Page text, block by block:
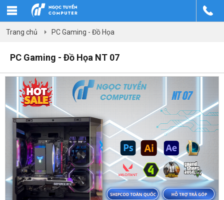
Trang chủ PC Gaming - Đồ Họa
PC Gaming - Đồ Họa NT 07